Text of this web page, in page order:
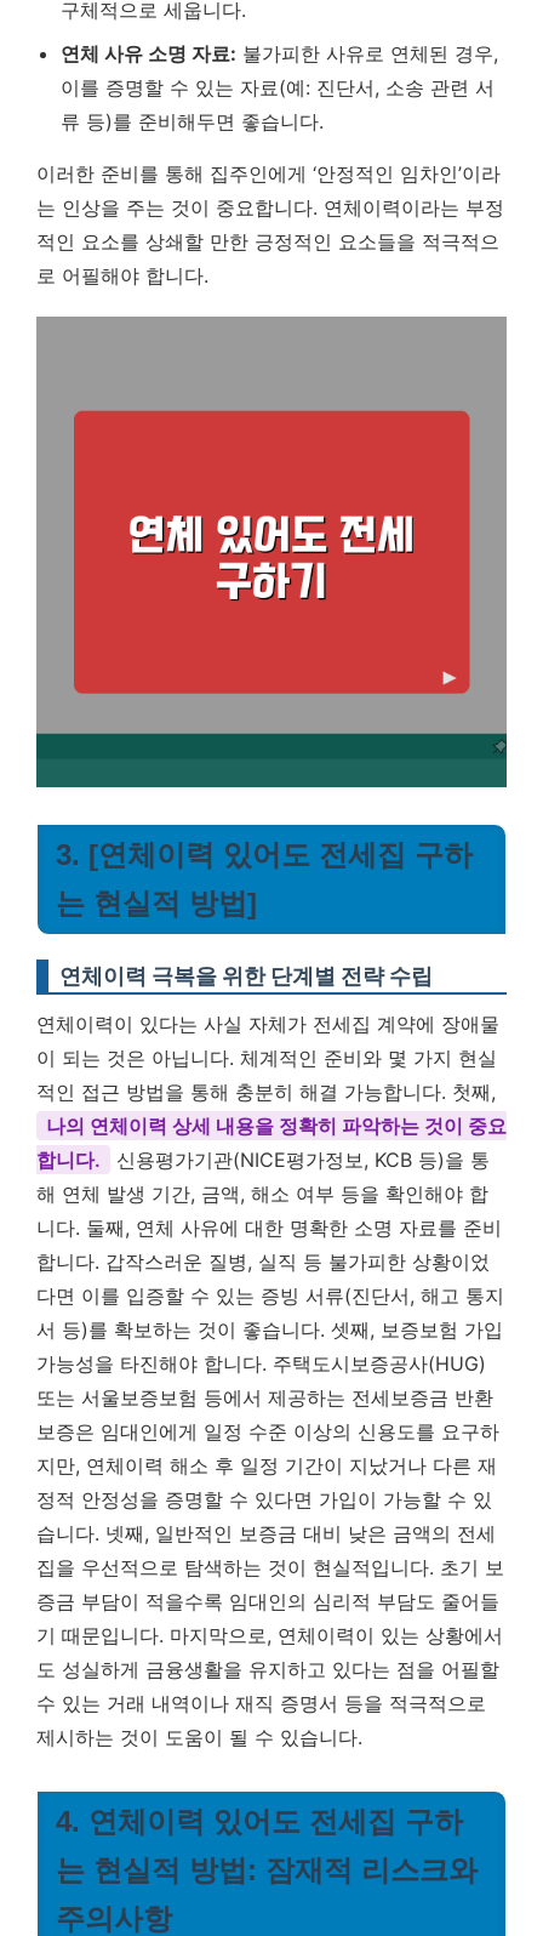
구체적으로 세웁니다.
연체 사유 소명 자료: 불가피한 사유로 연체된 경우,
이를 증명할 수 있는 자료(예: 진단서, 소송 관련 서
류 등)를 준비해두면 좋습니다.
이러한 준비를 통해 집주인에게 ‘안정적인 임차인’이라
는 인상을 주는 것이 중요합니다. 연체이력이라는 부정
적인 요소를 상쇄할 만한 긍정적인 요소들을 적극적으
로 어필해야 합니다.
3. [연체이력 있어도 전세집 구하
는 현실적 방법]
연체이력 극복을 위한 단계별 전략 수립
연체이력이 있다는 사실 자체가 전세집 계약에 장애물
이 되는 것은 아닙니다. 체계적인 준비와 몇 가지 현실
적인 접근 방법을 통해 충분히 해결 가능합니다. 첫째,
나의 연체이력 상세 내용을 정확히 파악하는 것이 중요
합니다.
신용평가기관(NICE평가정보, KCB 등)을 통
해 연체 발생 기간, 금액, 해소 여부 등을 확인해야 합
니다. 둘째, 연체 사유에 대한 명확한 소명 자료를 준비
합니다. 갑작스러운 질병, 실직 등 불가피한 상황이었
다면 이를 입증할 수 있는 증빙 서류(진단서, 해고 통지
서 등)를 확보하는 것이 좋습니다. 셋째, 보증보험 가입
가능성을 타진해야 합니다. 주택도시보증공사(HUG)
또는 서울보증보험 등에서 제공하는 전세보증금 반환
보증은 임대인에게 일정 수준 이상의 신용도를 요구하
지만, 연체이력 해소 후 일정 기간이 지났거나 다른 재
정적 안정성을 증명할 수 있다면 가입이 가능할 수 있
습니다. 넷째, 일반적인 보증금 대비 낮은 금액의 전세
집을 우선적으로 탐색하는 것이 현실적입니다. 초기 보
증금 부담이 적을수록 임대인의 심리적 부담도 줄어들
기 때문입니다. 마지막으로, 연체이력이 있는 상황에서
도 성실하게 금융생활을 유지하고 있다는 점을 어필할
수 있는 거래 내역이나 재직 증명서 등을 적극적으로
제시하는 것이 도움이 될 수 있습니다.
4. 연체이력 있어도 전세집 구하
는 현실적 방법: 잠재적 리스크와
주의사항